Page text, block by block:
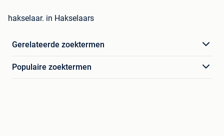
hakselaar. in Hakselaars
Gerelateerde zoektermen
Populaire zoektermen